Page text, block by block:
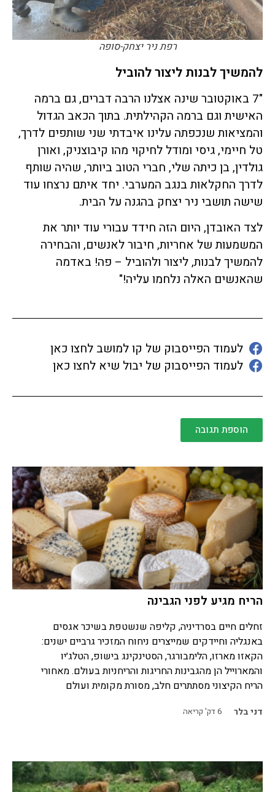
רפת ניר יצחק-סופה
להמשיך לבנות ליצור להוביל
"7 באוקטובר שינה אצלנו הרבה דברים, גם ברמה
האישית וגם ברמה הקהילתית. בתוך הכאב הגדול
והמציאות שנכפתה עלינו איבדתי שני שותפים לדרך,
טל חיימי, גיסי ומודל לחיקוי מהו קיבוצניק, ואורן
גולדין, בן כיתה שלי, חברי הטוב ביותר, שהיה שותף
לדרך החקלאות בנגב המערבי. יחד איתם נרצחו עוד
שישה תושבי ניר יצחק בהגנה על הבית.
לצד האובדן, היום הזה חידד עבורי עוד יותר את
המשמעות של אחריות, חיבור לאנשים, והבחירה
להמשיך לבנות, ליצור ולהוביל – פה! באדמה
שהאנשים האלה נלחמו עליה!"
לעמוד הפייסבוק של קו למושב לחצו כאן
לעמוד הפייסבוק של יבול שיא לחצו כאן
הוספת תגובה
הריח מגיע לפני הגבינה
זחלים חיים בסרדיניה, קליפה שנשטפת בשיכר אגסים
באנגליה וחיידקים שמייצרים ניחוח המזכיר גרביים ישנים:
הקאזו מארזו, הלימבורגר, הסטינקינג בישופ, הטלג׳יו
והמארוייל הן מהגבינות החריגות והריחניות בעולם. מאחורי
הריח הקיצוני מסתתרים חלב, מסורת מקומית ועולם
דני בלר 6דק' קריאה